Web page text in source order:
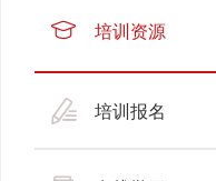
培训资源
培训报名